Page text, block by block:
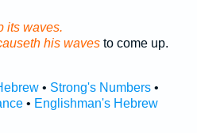
its waves.
his wavesto come up.
• Strong's Numbers•
• Englishman's Hebrew